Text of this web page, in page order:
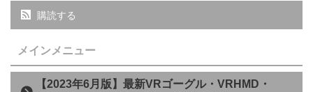
購読する
メインメニュー
【2023年6月版】最新VRゴーグル・VRHMD・